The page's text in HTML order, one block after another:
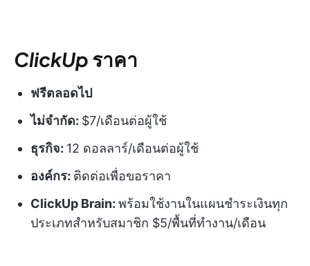
ClickUp ราคา
ฟรีตลอดไป
ไม่จำกัด: $7/เดือนต่อผู้ใช้
ธุรกิจ: 12 ดอลลาร์/เดือนต่อผู้ใช้
องค์กร: ติดต่อเพื่อขอราคา
ClickUp Brain: พร้อมใช้งานในแผนชำระเงินทุก
ประเภทสำหรับสมาชิก $5/พื้นที่ทำงาน/เดือน